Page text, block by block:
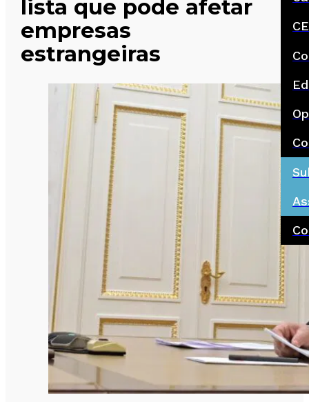
lista que pode afetar
empresas
estrangeiras